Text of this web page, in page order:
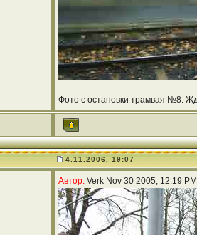
Фото с остановки трамвая №8.
4.11.2006, 19:07
Автор:Verk Nov 30 2005, 12:19 PM